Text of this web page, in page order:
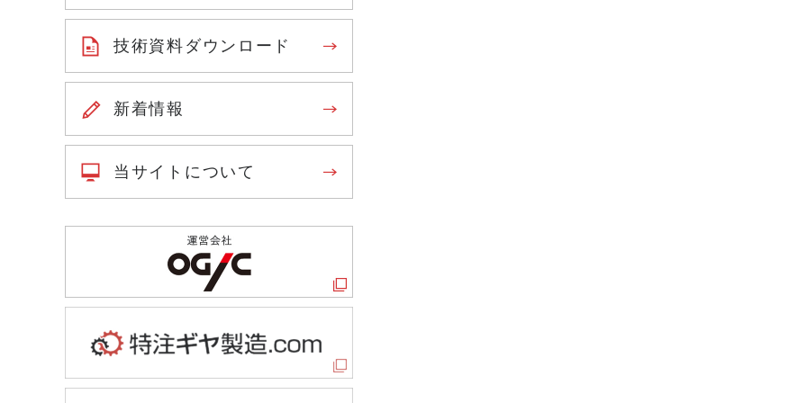
技術資料ダウンロード
新着情報
当サイトについて